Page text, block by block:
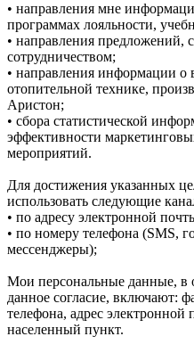
• направления мне
программах лояльности,
• направления предложений,
сотрудничеством;
• направления информации о
отопительной технике,
Аристон;
• сбора статистической
эффективности
мероприятий.
Для достижения указанных
использовать следующие
• по адресу электронной
• по номеру телефона (SMS,
мессенджеры);
Мои персональные данные, в
данное согласие, включают:
телефона, адрес
населенный пункт.